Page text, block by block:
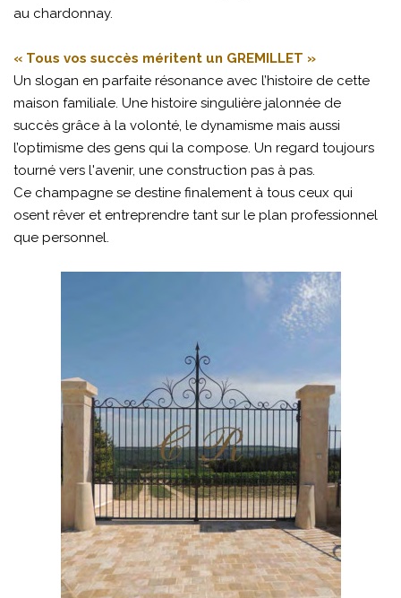
au chardonnay.
« Tous vos succès méritent un GREMILLET »
Un slogan en parfaite résonance avec l’histoire de cette
maison familiale. Une histoire singulière jalonnée de
succès grâce à la volonté, le dynamisme mais aussi
l’optimisme des gens qui la compose. Un regard toujours
tourné vers l'avenir, une construction pas à pas.
Ce champagne se destine finalement à tous ceux qui
osent rêver et entreprendre tant sur le plan professionnel
que personnel.